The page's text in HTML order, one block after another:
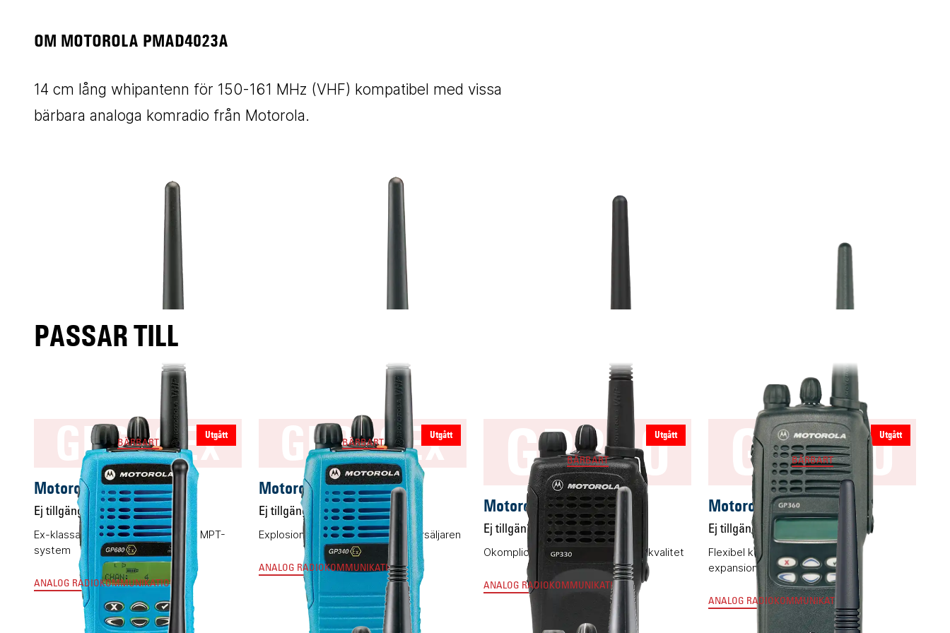
OM MOTOROLA PMAD4023A
14 cm lång whipantenn för 150-161 MHz (VHF) kompatibel med vissa
bärbara analoga komradio från Motorola.
PASSAR TILL
Utgått
GP680Ex
BÄRBART
Motorola GP680Ex
Ej tillgänglig
Ex-klassad komradio för trunkade MPT-
system
ANALOG RADIOKOMMUNIKATION
Utgått
GP340Ex
BÄRBART
Motorola GP340Ex
Ej tillgänglig
Explosionsskyddad variant av storsäljaren
ANALOG RADIOKOMMUNIKATION
Utgått
GP330
BÄRBART
Motorola GP330
Ej tillgänglig
Okomplicerad komradio med hög kvalitet
ANALOG RADIOKOMMUNIKATION
Utgått
GP360
BÄRBART
Motorola GP360
Ej tillgänglig
Flexibel komradio med
expansionsmöjligheter
ANALOG RADIOKOMMUNIKATION